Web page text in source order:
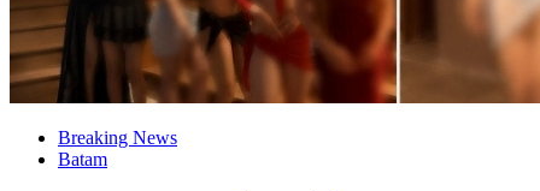
Breaking News
Batam